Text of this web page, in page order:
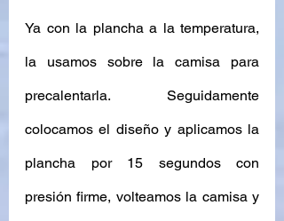
Ya con la plancha a la temperatura,
la usamos sobre la camisa para
precalentarla. Seguidamente
colocamos el diseño y aplicamos la
plancha por 15 segundos con
presión firme, volteamos la camisa y